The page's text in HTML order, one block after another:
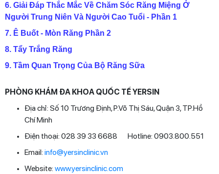
6. Giải Đáp Thắc Mắc Về Chăm Sóc Răng Miệng Ở
Người Trung Niên Và Người Cao Tuổi - Phần 1
7. Ê Buốt - Mòn Răng Phần 2
8. Tẩy Trắng Răng
9. Tầm Quan Trọng Của Bộ Răng Sữa
PHÒNG KHÁM ĐA KHOA QUỐC TẾ YERSIN
Địa chỉ: Số 10 Trương Định, P.Võ Thị Sáu, Quận 3, TP.Hồ
Chí Minh
Điện thoại: 028 39 33 6688 Hotline: 0903.800.551
Email: info@yersinclinic.vn
Website: www.yersinclinic.com